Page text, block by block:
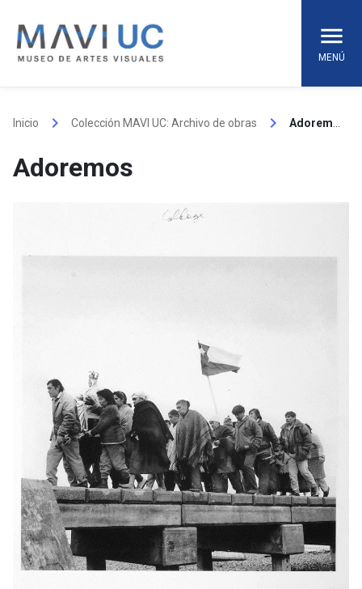
content
MENÚ
Inicio keyboard_arrow_right Colección MAVI UC: Archivo de obras keyboard_arrow_right
Adoremos